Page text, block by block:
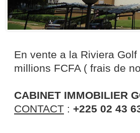
En vente a la Riviera
millions FCFA ( frais de
CABINET IMMOBILIER
CONTACT : +225 02 43